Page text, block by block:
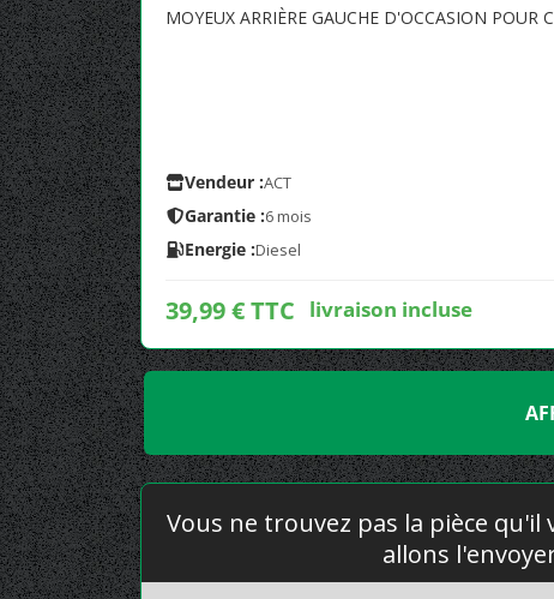
MOYEUX ARRIÈRE GAUCHE D'OCCASION POUR
Vendeur :ACT
Garantie :6 mois
Energie :Diesel
39,99 € TTC livraison incluse
Vous ne trouvez pas la pièce qu'il
allons